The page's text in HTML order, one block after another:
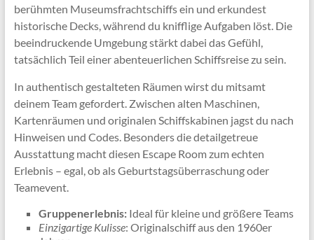
berühmten Museumsfrachtschiffs ein und erkundest
historische Decks, während du knifflige Aufgaben löst. Die
beeindruckende Umgebung stärkt dabei das Gefühl,
tatsächlich Teil einer abenteuerlichen Schiffsreise zu sein.
In authentisch gestalteten Räumen wirst du mitsamt
deinem Team gefordert. Zwischen alten Maschinen,
Kartenräumen und originalen Schiffskabinen jagst du nach
Hinweisen und Codes. Besonders die detailgetreue
Ausstattung macht diesen Escape Room zum echten
Erlebnis – egal, ob als Geburtstagsüberraschung oder
Teamevent.
Gruppenerlebnis:Ideal für kleine und größere Teams
Einzigartige Kulisse: Originalschiff aus den 1960er